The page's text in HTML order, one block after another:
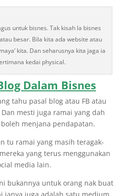
untuk bisnes. Tak kisah la bisnes
besar. Bila kita ada website atau
kita. Dan seharusnya kita jaga ia
kedai physical.
Dalam Bisnes
tahu pasal blog atau FB atau
mesti juga ramai yang dah
menjana pendapatan.
tu ramai yang masih teragak-
yang terus menggunakan
media lain.
bukannya untuk orang nak buat